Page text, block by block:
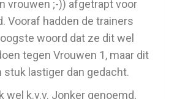
vrouwen ;-)) afgetrapt voor
Vooraf hadden de trainers
woord dat ze dit wel
tegen Vrouwen 1, maar dit
stuk lastiger dan gedacht.
wel k.v.v. Jonker genoemd,